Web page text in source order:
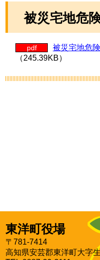
被災宅地危
pdf
被災宅地危
（245.39KB）
東洋町役場
〒781-7414
高知県安芸郡東洋町大字